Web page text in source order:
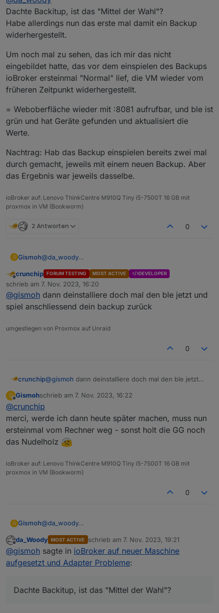
flockig den Port 8081 verbogen.
Ob das so gut gehen kann?
Dachte Backitup, ist das "Mittel der Wahl"?
Habe allerdings nun das erste mal damit ein Backup
widerhergestellt.
Um noch mal zu sehen, das ich mir das nicht
eingebildet hatte, das vor dem einspielen des Backups
ioBroker ersteinmal "Normal" lief, die VM wieder vom
früheren Zeitpunkt widerhergestellt.
= Weboberfläche wieder mit :8081 aufrufbar, und ble ist
grün und hat Geräte gefunden und aktualisiert die
Werte.
Nachtrag: Hab das Backup einspielen bereits zwei mal
durch gemacht, jeweils mit einem neuen Backup. Aber
das Ergebnis war jeweils dasselbe.
ioBroker auf: Lenovo ThinkCentre M910Q Tiny i5-7500T 16 GB mit
proxmox in VM (Bookworm)
2 Antworten 0
G Gismoh@da_woody
Habe allerdings nun das erste mal damit ein Backup
widerhergestellt.
Um noch mal zu sehen, das ich mir das nicht
eingebildet hatte, das vor dem einspielen des Backups
ioBroker ersteinmal "Normal" lief, die VM wieder vom
früheren Zeitpunkt widerhergestellt.
= Weboberfläche wieder mit :8081 aufrufbar, und ble
ist grün und hat Geräte gefunden und aktualisiert die
Nachtrag: Hab das Backup einspielen bereits zwei mal
das Ergebnis war jeweils dasselbe.
Offline
crunchip FORUM TESTING MOST ACTIVE DEVELOPER
schrieb am 7. Nov. 2023, 16:20
zuletzt editiert von
@gismoh dann deinstalliere doch mal den ble jetzt und
spiel anschliessend dein backup zurück
umgestiegen von Proxmox auf Unraid
0
crunchip@gismoh dann deinstalliere doch mal den ble jetzt
G Gismohschrieb am 7. Nov. 2023, 16:22
zuletzt editiert von
@crunchip
merci, werde ich dann heute später machen, muss nun
ersteinmal vom Rechner weg - sonst holt die GG noch
das Nudelholz
ioBroker auf: Lenovo ThinkCentre M910Q Tiny i5-7500T 16 GB mit
proxmox in VM (Bookworm)
0
G Gismoh@da_woody
Habe allerdings nun das erste mal damit ein Backup
widerhergestellt.
Um noch mal zu sehen, das ich mir das nicht
eingebildet hatte, das vor dem einspielen des Backups
ioBroker ersteinmal "Normal" lief, die VM wieder vom
früheren Zeitpunkt widerhergestellt.
= Weboberfläche wieder mit :8081 aufrufbar, und ble
ist grün und hat Geräte gefunden und aktualisiert die
durch gemacht, jeweils mit einem neuen Backup. Aber
Offline
da_Woody MOST ACTIVE schrieb am 7. Nov. 2023, 19:21
zuletzt editiert von
@gismoh sagte in ioBroker auf neuer Maschine
aufgesetzt und Adapter Probleme:
Dachte Backitup, ist das "Mittel der Wahl"?